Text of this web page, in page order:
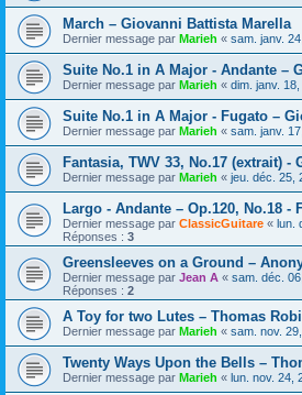
March – Giovanni Battista Marella
Dernier message par Marieh « sam. janv.
Suite No.1 in A Major - Andante –
Dernier message par Marieh « dim. janv.
Suite No.1 in A Major - Fugato –
Dernier message par Marieh « sam. janv.
Fantasia, TWV 33, No.17 (extrait)
Dernier message par Marieh « jeu. déc. 25,
Largo - Andante – Op.120, No.18 -
Dernier message par ClassicGuitare « lun.
Réponses : 3
Greensleeves on a Ground –
Dernier message par Jean A « sam. déc.
Réponses : 2
A Toy for two Lutes – Thomas
Dernier message par Marieh « sam. nov.
Twenty Ways Upon the Bells –
Dernier message par Marieh « lun. nov. 24,